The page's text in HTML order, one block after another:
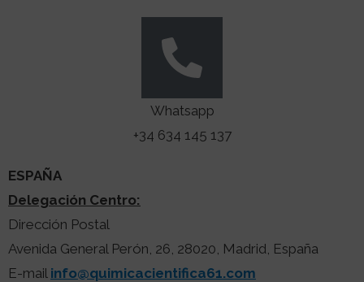
Whatsapp
+34 634 145 137
ESPAÑA
Delegación Centro:
Dirección Postal
Avenida General Perón, 26, 28020, Madrid, España
E-mail info@quimicacientifica61.com